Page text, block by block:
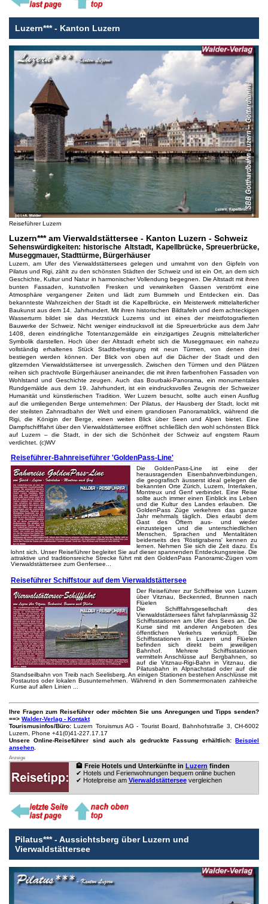
Luzern*** - Kanton Luzern
Reiseführer Luzern
Luzern*** am Vierwaldstättersee - Kanton Luzern - Schweiz
Sehenswürdigkeiten: historische Altstadt, Kapellbrücke, Spreuerbrücke,
Museggmauer, Stadttürme, Bürgerhäuser
Luzern, am Ufer des Vierwaldstättersees gelegen und umrahmt von den Gipfeln von
Pilatus und Rigi, zählt zu den schönsten Städten der Schweiz und ist ein Ort, an dem sich
Geschichte, Kultur und Natur in harmonischer Vollendung begegnen. Die Altstadt mit ihren
bunten Fassaden, kunstvollen Fresken und verwinkelten Gassen verströmt eine
Atmosphäre vergangener Zeiten und lädt zum Bummeln und Entdecken ein. Das
bekannteste Wahrzeichen der Stadt ist die Kapellbrücke, ein Meisterwerk mittelalterlicher
Baukunst aus dem 14. Jahrhundert. Mit ihren historischen Bildtafeln und dem achteckigen
Wasserturm bildet sie das Herzstück Luzerns und ist eines der meistfotografierten
Bauwerke der Schweiz. Nicht weniger eindrucksvoll ist die Spreuerbrücke aus dem Jahr
1408, deren eindringliche Totentanzgemälde ein einzigartiges Zeugnis mittelalterlicher
Symbolik darstellen. Hoch über der Altstadt erhebt sich die Museggmauer, ein nahezu
vollständig erhaltenes Stück Stadtbefestigung mit neun Türmen, von denen drei
bestiegen werden können. Der Blick von oben auf die Dächer der Stadt und den
glitzernden Vierwaldstättersee ist unvergesslich. Zwischen den Türmen und den Plätzen
reihen sich prachtvolle Bürgerhäuser aneinander, die mit ihren farbenfrohen Fassaden von
Wohlstand und Geschichte zeugen. Auch das Bourbaki-Panorama, ein monumentales
Rundgemälde aus dem 19. Jahrhundert, ist ein eindrucksvolles Zeugnis der Schweizer
Humanität und künstlerischen Tradition. Wer Luzern besucht, sollte auch einen Ausflug
auf die umliegenden Berge unternehmen: Der Pilatus, der Hausberg der Stadt, lockt mit
der steilsten Zahnradbahn der Welt und einem grandiosen Panoramablick, während die
Rigi, die Königin der Berge, einen weiten Blick über Seen und Alpen bietet. Eine
Dampfschifffahrt über den Vierwaldstättersee eröffnet schließlich den wohl schönsten Blick
auf Luzern – die Stadt, in der sich die Schönheit der Schweiz auf engstem Raum
verdichtet. (c)WV
Reiseführer-Bahnreiseführer 'GoldenPass-Line'
Die GoldenPass-Line ist eine der
herausragenden Eisenbahnverbindungen,
die geografisch äusserst ideal gelegen die
bekannten Orte Zürich, Luzern, Interlaken,
Montreux und Genf verbindet. Eine Reise
sollte auch immer einen Einblick ins Leben
und die Kultur des Landes erlauben. Die
GoldenPass Züge verkehren das ganze
Jahr mehrmals täglich. Dies erlaubt dem
Gast des Öftern aus- und wieder
einzusteigen und die unterschiedlichen
Menschen, Sprachen und Mentalitäten
beiderseits des 'Röstigrabens' kennen zu
lernen. Nehmen Sie sich die Zeit dazu. Es
lohnt sich. Unser Reiseführer begleitet Sie auf dieser spannenden Entdeckungsreise. Die
attraktive und traditionsreiche Strecke führt mit den GoldenPass Panoramic-Zügen vom
Vierwaldstättersee zum Genfersee...
Reiseführer Schiffstour auf dem Vierwaldstättersee
Der Reiseführer zur Schiffreise von Luzern
über Vitznau, Beckenried, Brunnen nach
Flüelen
Die Schifffahrsgesellschaft des
Vierwaldstättersees fährt fahrplanmässig 32
Schiffsstationen am Ufer des Sees an. Die
Kurse sind mit anderen Angeboten des
öffentlichen Verkehrs verknüpft. Die
Schiffsstationen in Luzern und Flüelen
befinden sich direkt beim jeweiligen
Bahnhof. Mehrere Schiffsstationen
vermitteln Anschlüsse auf Bergbahnen, so
auf die Vitznau-Rigi-Bahn in Vitznau, die
Pilatusbahn in Alpnachstad oder auf die
Standseilbahn von Treib nach Seelisberg. An einigen Stationen bestehen Anschlüsse mit
Postautos oder lokalen Busunternehmen. Während in den Sommermonaten zahlreiche
Kurse auf allen Linien ...
Ihre Fragen zum Reiseführer oder möchten Sie uns Anregungen und Tipps senden?
==> Walder-Verlag - Kontakt
Tourismusinfos/Büro:Luzern Toruismus AG - Tourist Board, Bahnhofstraße 3, CH-6002
Luzern, Phone +41(0)41-227.17.17
Unsere Online-Reiseführer sind auch als gedruckte Fassung erhältlich:Beispiel
ansehen.
Anzeige
🏨 Freie Hotels und Unterkünfte in Luzern finden
✔ Hotels und Ferienwohnungen bequem online buchen
✔ Hotelpreise am Vierwaldstätterseevergleichen
Pilatus*** - Aussichtsberg über Luzern und
Vierwaldstättersee